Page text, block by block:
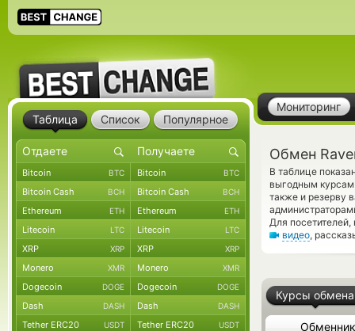
Мониторинг
Обмен
В таблице
выгодным
также и резерву
Для
видео,
Курсы обмена
Обменник
Таблица Список Популярное
Bitcoin BTC Bitcoin BTC
Bitcoin Cash BCH Bitcoin Cash BCH
Ethereum ETH Ethereum ETH
Litecoin LTC Litecoin LTC
XRP XRP XRP XRP
Monero XMR Monero XMR
Dogecoin DOGE Dogecoin DOGE
Dash DASH Dash DASH
Tether ERC20 USDT Tether ERC20 USDT